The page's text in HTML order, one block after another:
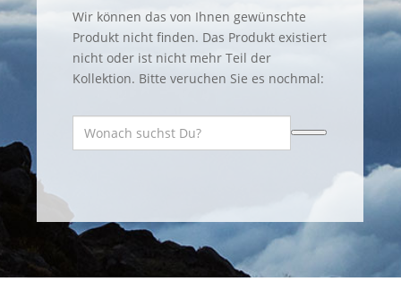
Wir können das von Ihnen gewünschte
Produkt nicht finden. Das Produkt existiert
nicht oder ist nicht mehr Teil der
Kollektion. Bitte veruchen Sie es nochmal: